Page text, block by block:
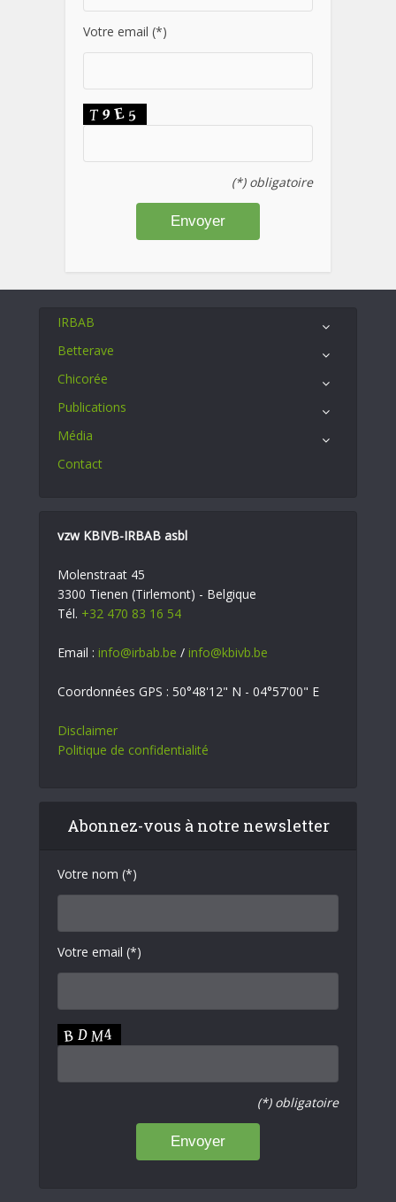
Votre email (*)
(*) obligatoire
IRBAB
Betterave
Chicorée
Publications
Média
Contact
vzw KBIVB-IRBAB asbl
Molenstraat 45
3300 Tienen (Tirlemont) - Belgique
Tél. +32 470 83 16 54
Email : info@irbab.be / info@kbivb.be
Coordonnées GPS : 50°48'12" N - 04°57'00" E
Disclaimer
Politique de confidentialité
Abonnez-vous à notre newsletter
Votre nom (*)
Votre email (*)
(*) obligatoire